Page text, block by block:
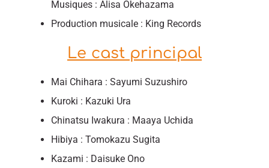
Musiques : Alisa Okehazama
Production musicale : King Records
Le cast principal
Mai Chihara : Sayumi Suzushiro
Kuroki : Kazuki Ura
Chinatsu Iwakura : Maaya Uchida
Hibiya : Tomokazu Sugita
Kazami : Daisuke Ono